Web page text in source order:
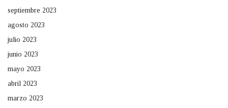
septiembre 2023
agosto 2023
julio 2023
junio 2023
mayo 2023
abril 2023
marzo 2023